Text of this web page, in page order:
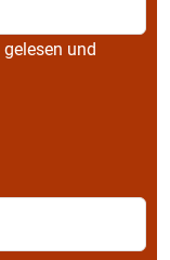
gelesen und